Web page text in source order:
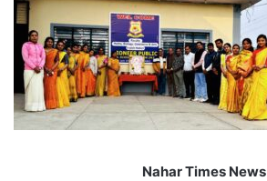
Nahar Times News